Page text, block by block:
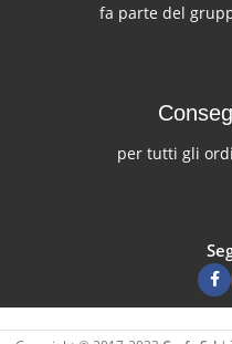
fa parte del
per tutti gli